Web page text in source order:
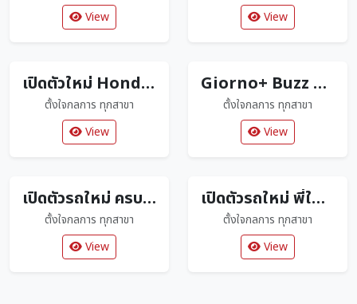
View
View
เปิดตัวใหม่ Honda Super Cub Tokyo 80s Limited Edition
ตั้งใจกลการ ทุกสาขา
View
Giorno+ Buzz Lightyear Limited Edition แค่ 2000 คันเท่านั้น
ตั้งใจกลการ ทุกสาขา
View
เปิดตัวรถใหม่ ครบทุกสไตล์ ถูกใจลูกค้าตั้งใจกลการ
ตั้งใจกลการ ทุกสาขา
View
เปิดตัวรถใหม่ พี่ใหญ่ 160 cc
ตั้งใจกลการ ทุกสาขา
View